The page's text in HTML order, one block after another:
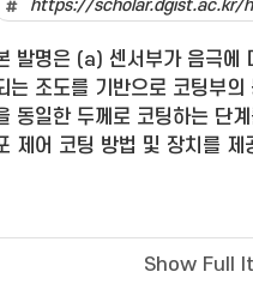
https://
발명은 (a) 센서부가 음극에
는 조도를 기반으로 코팅부
동일한 두께로 코팅하는 단
제어 코팅 방법 및 장치를 제
Show Full